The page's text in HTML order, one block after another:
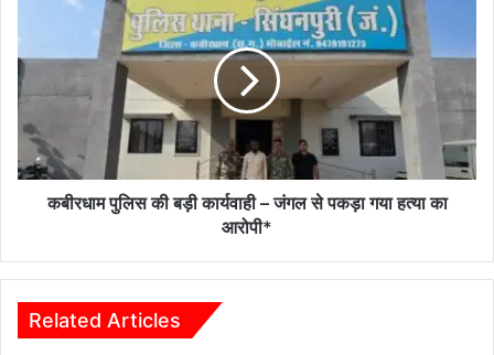
विरुद्ध
प्रकरण
दर्ज
की
बड़ी
कार्यवाही
–
जंगल
पकड़ा
कबीरधाम पुलिस की बड़ी कार्यवाही – जंगल से पकड़ा गया हत्या का
आरोपी*
Related Articles